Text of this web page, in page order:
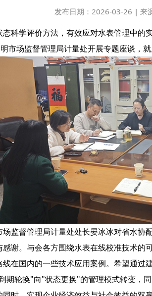
发布日期： 2026-03-26 | 来
态科学评价方法，有效应对水表管理中的
市场监督管理局计量处开展专题座谈，
场监督管理局计量处处长晏冰冰对省水协
谢。与会各方围绕水表在线校准技术的
在国内的一些技术应用案例。希望通过
期轮换"向"状态更换"的管理模式转变，